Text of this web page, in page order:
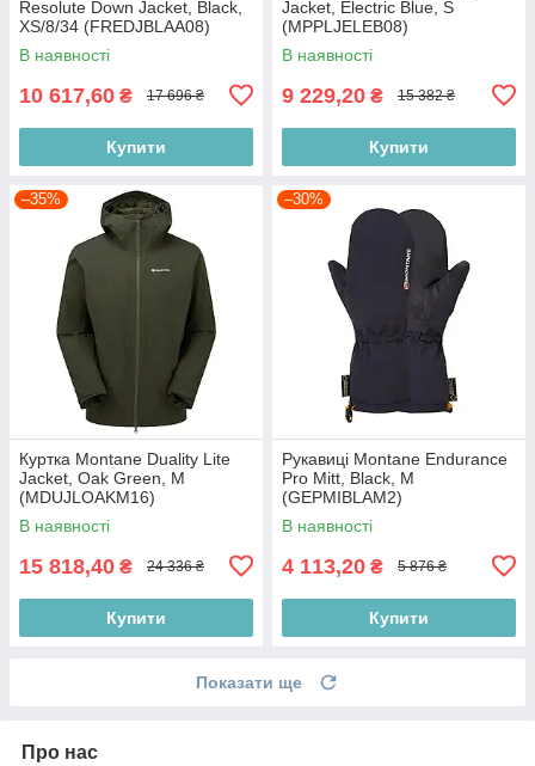
Resolute Down Jacket, Black,
XS/8/34 (FREDJBLAA08)
В наявності
10 617,60 ₴ 17 696 ₴
Купити
Jacket, Electric Blue, S
(MPPLJELEB08)
В наявності
9 229,20 ₴ 15 382 ₴
Купити
–35%
Куртка Montane Duality Lite
Jacket, Oak Green, M
(MDUJLOAKM16)
В наявності
15 818,40 ₴ 24 336 ₴
Купити
–30%
Рукавиці Montane Endurance
Pro Mitt, Black, M
(GEPMIBLAM2)
В наявності
4 113,20 ₴ 5 876 ₴
Купити
Показати ще
Про нас